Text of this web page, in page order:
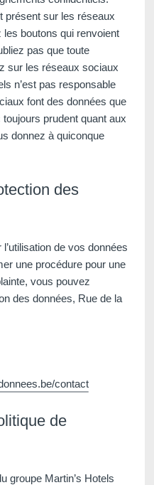
présent sur les réseaux
boutons qui renvoient
pas que toute
sur les réseaux sociaux
n’est pas responsable
font des données que
prudent quant aux
donnez à quiconque
des
de vos données
une procédure pour une
vous pouvez
des données, Rue de la
contact
de
groupe Martin’s Hotels
Events
Cup
Nederlands
Contactez-nous
Martin's Hotels
*